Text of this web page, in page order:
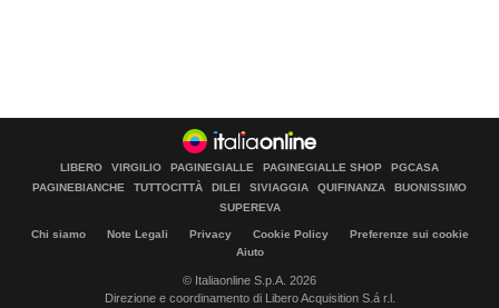
LIBERO VIRGILIO PAGINEGIALLE PAGINEGIALLE SHOP
PGCASA
PAGINEBIANCHE
TUTTOCITTÀ DILEI SIVIAGGIA QUIFINANZA
BUONISSIMO
SUPEREVA
Chi siamo Note Legali Privacy Cookie Policy
Preferenze sui cookie
Aiuto
© Italiaonline S.p.A. 2026
Direzione e coordinamento di Libero Acquisition S.á r.l.